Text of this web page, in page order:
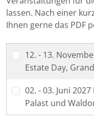
lassen. Nach einer
Ihnen gerne das PDF
12. - 13.
Estate Day,
02. - 03. Juni
Palast und